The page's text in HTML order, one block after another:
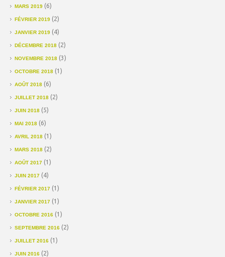
MARS 2019 (6)
FÉVRIER 2019 (2)
JANVIER 2019 (4)
DÉCEMBRE 2018 (2)
NOVEMBRE 2018 (3)
OCTOBRE 2018 (1)
AOÛT 2018 (6)
JUILLET 2018 (2)
JUIN 2018 (5)
MAI 2018 (6)
AVRIL 2018 (1)
MARS 2018 (2)
AOÛT 2017 (1)
JUIN 2017 (4)
FÉVRIER 2017 (1)
JANVIER 2017 (1)
OCTOBRE 2016 (1)
SEPTEMBRE 2016 (2)
JUILLET 2016 (1)
JUIN 2016 (2)